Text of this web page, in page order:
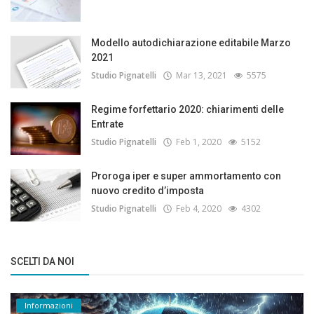
Modello autodichiarazione editabile Marzo
2021
Studio Pignatelli Mar 13, 2021 5575
Regime forfettario 2020: chiarimenti delle
Entrate
Studio Pignatelli Feb 1, 2020 5152
Proroga iper e super ammortamento con
nuovo credito d’imposta
Studio Pignatelli Feb 4, 2020 4302
SCELTI DA NOI
Informazioni